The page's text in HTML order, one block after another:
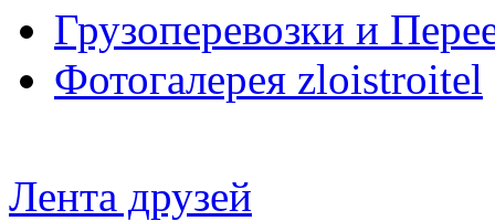
Грузоперевозки и
Фотогалерея zloistroitel
Лента друзей